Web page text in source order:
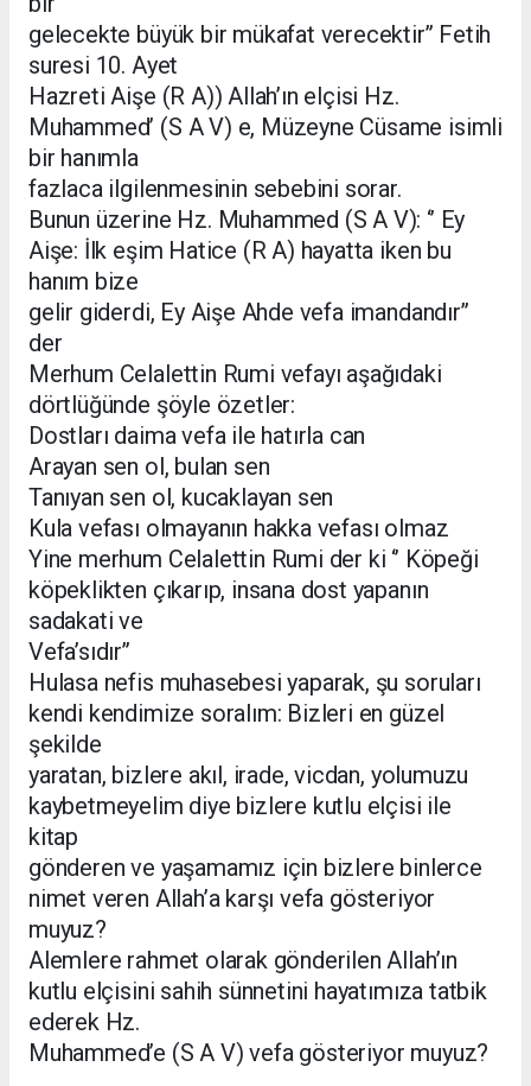
gelecekte büyük bir mükafat verecektir’’ Fetih
suresi 10. Ayet
Hazreti Aişe (R A)) Allah’ın elçisi Hz.
Muhammed’ (S A V) e, Müzeyne Cüsame isimli
bir hanımla
fazlaca ilgilenmesinin sebebini sorar.
Bunun üzerine Hz. Muhammed (S A V): ‘’ Ey
Aişe: İlk eşim Hatice (R A) hayatta iken bu
hanım bize
gelir giderdi, Ey Aişe Ahde vefa imandandır’’
der
Merhum Celalettin Rumi vefayı aşağıdaki
dörtlüğünde şöyle özetler:
Dostları daima vefa ile hatırla can
Arayan sen ol, bulan sen
Tanıyan sen ol, kucaklayan sen
Kula vefası olmayanın hakka vefası olmaz
Yine merhum Celalettin Rumi der ki ‘’ Köpeği
köpeklikten çıkarıp, insana dost yapanın
sadakati ve
Vefa’sıdır’’
Hulasa nefis muhasebesi yaparak, şu soruları
kendi kendimize soralım: Bizleri en güzel
şekilde
yaratan, bizlere akıl, irade, vicdan, yolumuzu
kaybetmeyelim diye bizlere kutlu elçisi ile
kitap
gönderen ve yaşamamız için bizlere binlerce
nimet veren Allah’a karşı vefa gösteriyor
muyuz?
Alemlere rahmet olarak gönderilen Allah’ın
kutlu elçisini sahih sünnetini hayatımıza tatbik
ederek Hz.
Muhammed’e (S A V) vefa gösteriyor muyuz?